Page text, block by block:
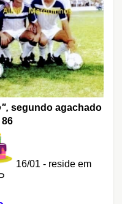
segundo agachado
16/01 - reside em